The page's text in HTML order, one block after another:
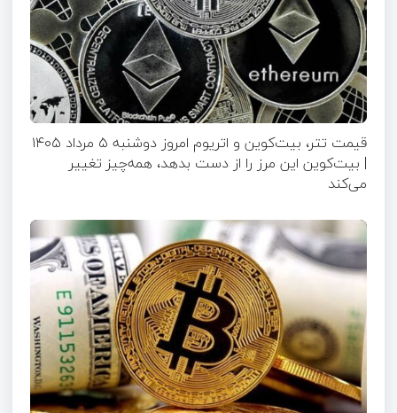
قیمت تتر، بیت‌کوین و اتریوم امروز دوشنبه ۵ مرداد ۱۴۰۵
| بیت‌کوین این مرز را از دست بدهد، همه‌چیز تغییر
می‌کند